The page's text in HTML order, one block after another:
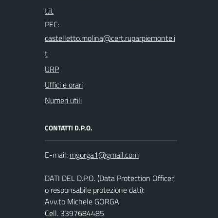
PEC:
URP
Uffici e orari
Numeri utili
CONTATTI D.P.O.
E-mail:
DATI DEL D.P.O. (Data Protection Officer,
o responsabile protezione dati):
Avv.to Michele GORGA
Cell. 3397684485